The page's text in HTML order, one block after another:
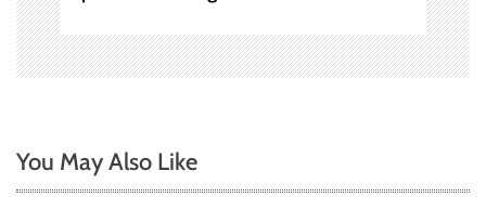
You May Also Like